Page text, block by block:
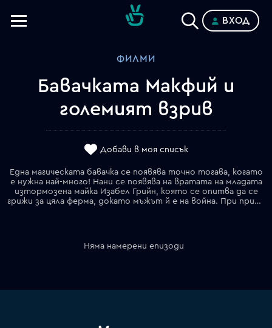
ВХОД
ФИЛМИ
Бавачката Макфий и
големият взрив
Добави в моя списък
Една магическата бавачка се появява точно тогава, когато
е нужна най-много! Нани се появява на вратата на младата
изтормозена майка Изабел Грийн, която се опитва да се
грижи за цяла ферма, докато мъжът й е на война. При пристигането си добрата магьосница открива, че и в самото семейство се води "война" – децата на Изабел се бунтуват срещу двамата си братовчеди, разглезени градски хлапета, които току-що са се нанесли и отказват да си тръгнат. Съживени статуи, летящи мотоциклети и танцуващи прасенца са само част от приключенията на бавачката.
Няма намерени епизоди